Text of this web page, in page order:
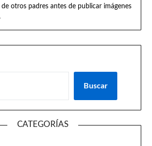
otros padres antes de publicar imágenes
Buscar
CATEGORÍAS